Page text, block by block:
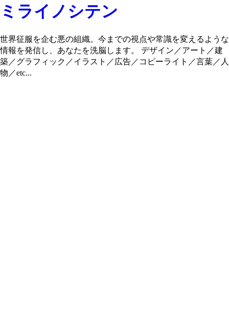
ミライノシテン
世界征服を企む悪の組織。今までの視点や常識を変えるような
情報を発信し、あなたを洗脳します。 デザイン／アート／建
築／グラフィック／イラスト／広告／コピーライト／言葉／人
物／etc...